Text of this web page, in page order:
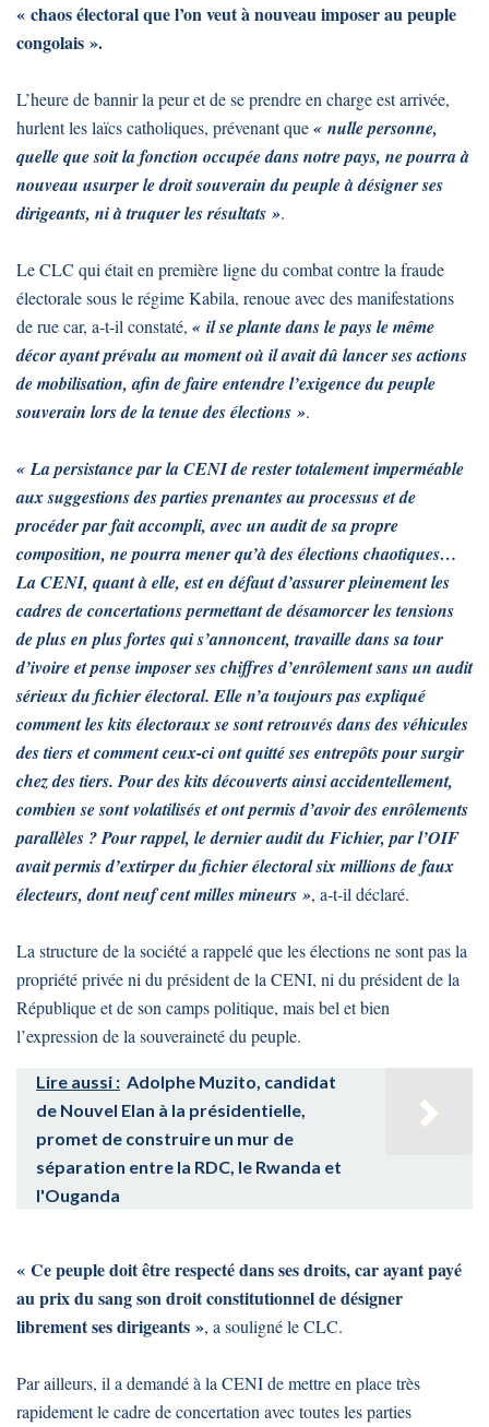
« chaos électoral que l’on veut à nouveau imposer au peuple
congolais ».
L’heure de bannir la peur et de se prendre en charge est arrivée,
hurlent les laïcs catholiques, prévenant que« nulle personne,
quelle que soit la fonction occupée dans notre pays, ne pourra à
nouveau usurper le droit souverain du peuple à désigner ses
dirigeants, ni à truquer les résultats ».
Le CLC qui était en première ligne du combat contre la fraude
électorale sous le régime Kabila, renoue avec des manifestations
de rue car, a-t-il constaté, « il se plante dans le pays le même
décor ayant prévalu au moment où il avait dû lancer ses actions
de mobilisation, afin de faire entendre l’exigence du peuple
souverain lors de la tenue des élections ».
« La persistance par la CENI de rester totalement imperméable
aux suggestions des parties prenantes au processus et de
procéder par fait accompli, avec un audit de sa propre
composition, ne pourra mener qu’à des élections chaotiques…
La CENI, quant à elle, est en défaut d’assurer pleinement les
cadres de concertations permettant de désamorcer les tensions
de plus en plus fortes qui s’annoncent, travaille dans sa tour
d’ivoire et pense imposer ses chiffres d’enrôlement sans un audit
sérieux du fichier électoral. Elle n’a toujours pas expliqué
comment les kits électoraux se sont retrouvés dans des véhicules
des tiers et comment ceux-ci ont quitté ses entrepôts pour surgir
chez des tiers. Pour des kits découverts ainsi accidentellement,
combien se sont volatilisés et ont permis d’avoir des enrôlements
parallèles ? Pour rappel, le dernier audit du Fichier, par l’OIF
avait permis d’extirper du fichier électoral six millions de faux
électeurs, dont neuf cent milles mineurs », a-t-il déclaré.
La structure de la société a rappelé que les élections ne sont pas la
propriété privée ni du président de la CENI, ni du président de la
République et de son camps politique, mais bel et bien
l’expression de la souveraineté du peuple.
Lire aussi : Adolphe Muzito, candidat
de Nouvel Elan à la présidentielle,
promet de construire un mur de
séparation entre la RDC, le Rwanda et
l'Ouganda
« Ce peuple doit être respecté dans ses droits, car ayant payé
au prix du sang son droit constitutionnel de désigner
librement ses dirigeants », a souligné le CLC.
Par ailleurs, il a demandé à la CENI de mettre en place très
rapidement le cadre de concertation avec toutes les parties